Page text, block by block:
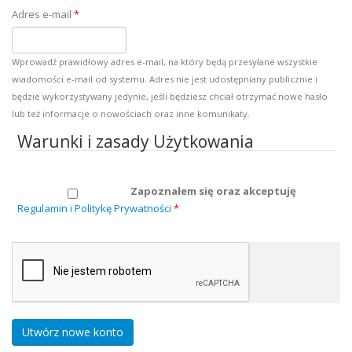
Adres e-mail *
Wprowadź prawidłowy adres e-mail, na który będą przesyłane wszystkie
wiadomości e-mail od systemu. Adres nie jest udostępniany publicznie i
będzie wykorzystywany jedynie, jeśli będziesz chciał otrzymać nowe hasło
lub też informacje o nowościach oraz inne komunikaty.
Warunki i zasady Użytkowania
Zapoznałem się oraz akceptuję
Regulamin i Politykę Prywatności *